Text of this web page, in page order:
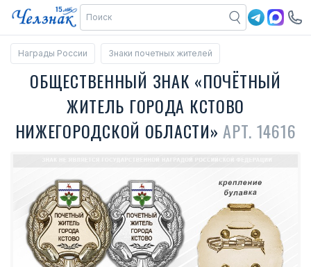
Награды России Знаки почетных жителей
ОБЩЕСТВЕННЫЙ ЗНАК «ПОЧЁТНЫЙ
ЖИТЕЛЬ ГОРОДА КСТОВО
НИЖЕГОРОДСКОЙ ОБЛАСТИ»АРТ. 14616